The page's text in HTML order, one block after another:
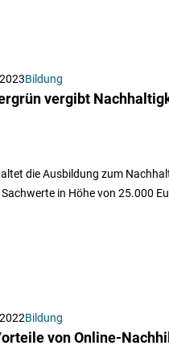
Bildung
vergibt
die Ausbildung zum
in Höhe von 25.000
Bildung
von Online-